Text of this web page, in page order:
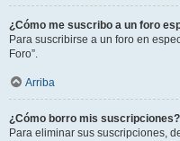
¿Cómo me suscribo a un foro
Para suscribirse a un foro en
Foro”.
Arriba
¿Cómo borro mis suscripciones?
Para eliminar sus suscripciones,